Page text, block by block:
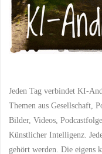
Jeden Tag verbindet KI-
Themen aus Gesellschaft,
Bilder, Videos,
Künstlicher Intelligenz.
gehört werden. Die eigens